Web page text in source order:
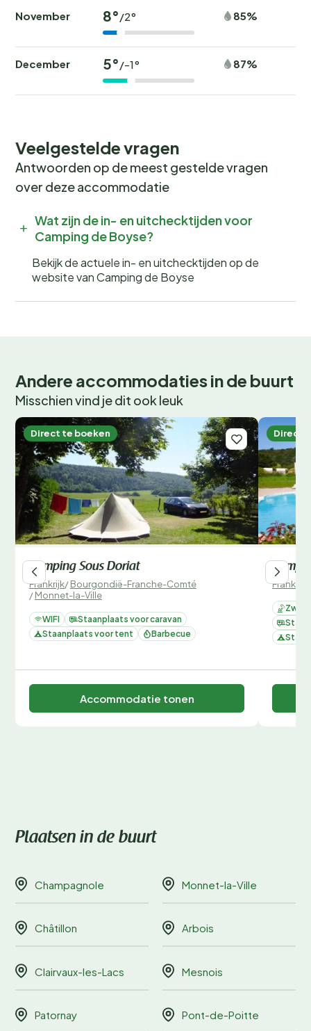
Boek nu jouw onvergetelijke
Wil jij wakker worden met het geluid van fluitende
vogels en de geur van verse broodjes? Boek nu jouw
populaire periodes zijn snel volgeboekt.
November 8°/2° 85%
December 5°/-1° 87%
Veelgestelde vragen
Antwoorden op de meest gestelde vragen
over deze accommodatie
Wat zijn de in- en uitchecktijden voor
Camping de Boyse?
Bekijk de actuele in- en uitchecktijden op de
website van Camping de Boyse
Andere accommodaties in de buurt
Misschien vind je dit ook leuk
Direct te boeken
Camping Sous Doriat
Frankrijk/Bourgondië-Franche-Comté
/Monnet-la-Ville
WIFI
Staanplaats voor caravan
Staanplaats voor tent
Barbecue
Accommodatie tonen
Direct
Frankrijk
Plaatsen in de buurt
Champagnole Monnet-la-Ville
Châtillon Arbois
Clairvaux-les-Lacs Mesnois
Patornay Pont-de-Poitte